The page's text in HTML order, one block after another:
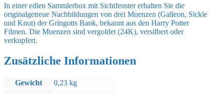
In einer edlen Sammlerbox mit Sichtfenster erhalten Sie die
originalgetreue Nachbildungen von drei Muenzen (Galleon, Sickle
und Knut) der Gringotts Bank, bekannt aus den Harry Potter
Filmen. Die Muenzen sind vergoldet (24K), versilbert oder
verkupfert.
Zusätzliche Informationen
Gewicht 0,23 kg